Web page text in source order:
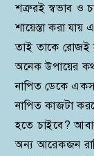
শত্রুরই স্বভাব ও
শায়েস্তা করা
তাই তাকে রোজই
অনেক উপায়ের
নাপিত ডেকে
নাপিত কাজটা
হতে চাইবে?
অন্য আরেকজন